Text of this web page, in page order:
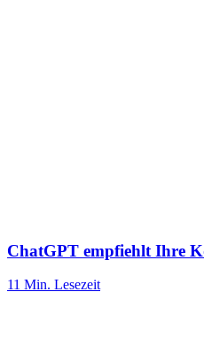
ChatGPT empfiehlt Ihre
11 Min. Lesezeit